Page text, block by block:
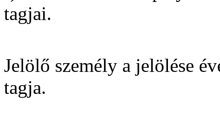
tagjai.
Jelölő személy a jelölése
tagja.